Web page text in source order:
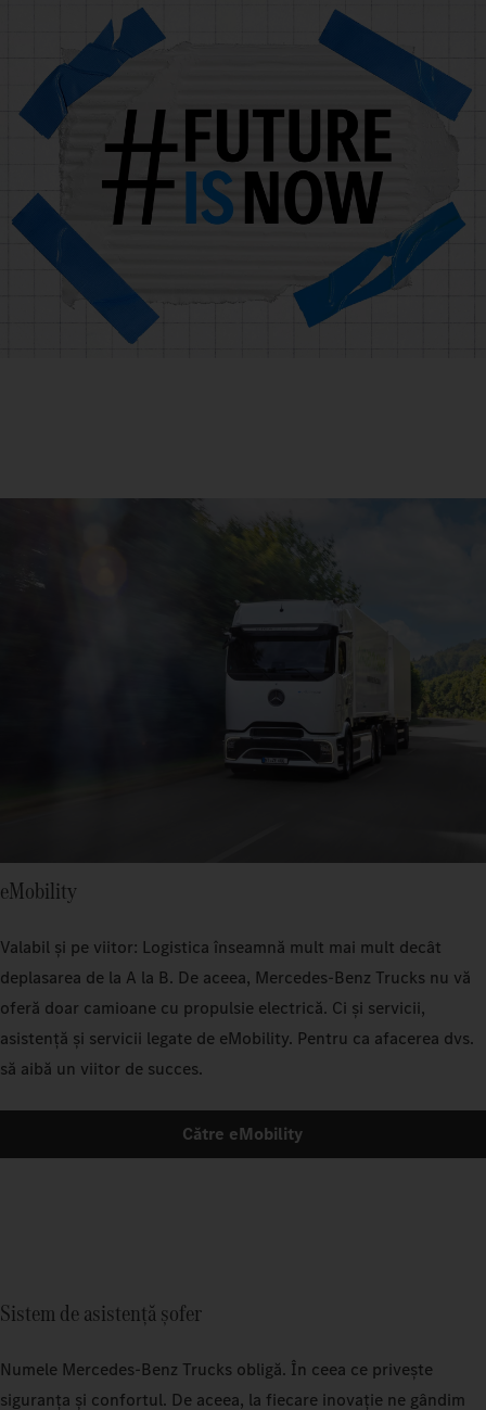
eMobility
Valabil și pe viitor: Logistica înseamnă mult mai mult decât
deplasarea de la A la B. De aceea, Mercedes‑Benz Trucks nu vă
oferă doar camioane cu propulsie electrică. Ci și servicii,
asistență și servicii legate de eMobility. Pentru ca afacerea dvs.
să aibă un viitor de succes.
Către eMobility
Sistem de asistenţă şofer
Numele Mercedes‑Benz Trucks obligă. În ceea ce privește
siguranța și confortul. De aceea, la fiecare inovație ne gândim